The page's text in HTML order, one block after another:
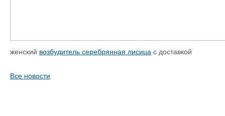
женский возбудитель серебрянная лисица с доставкой
Все новости